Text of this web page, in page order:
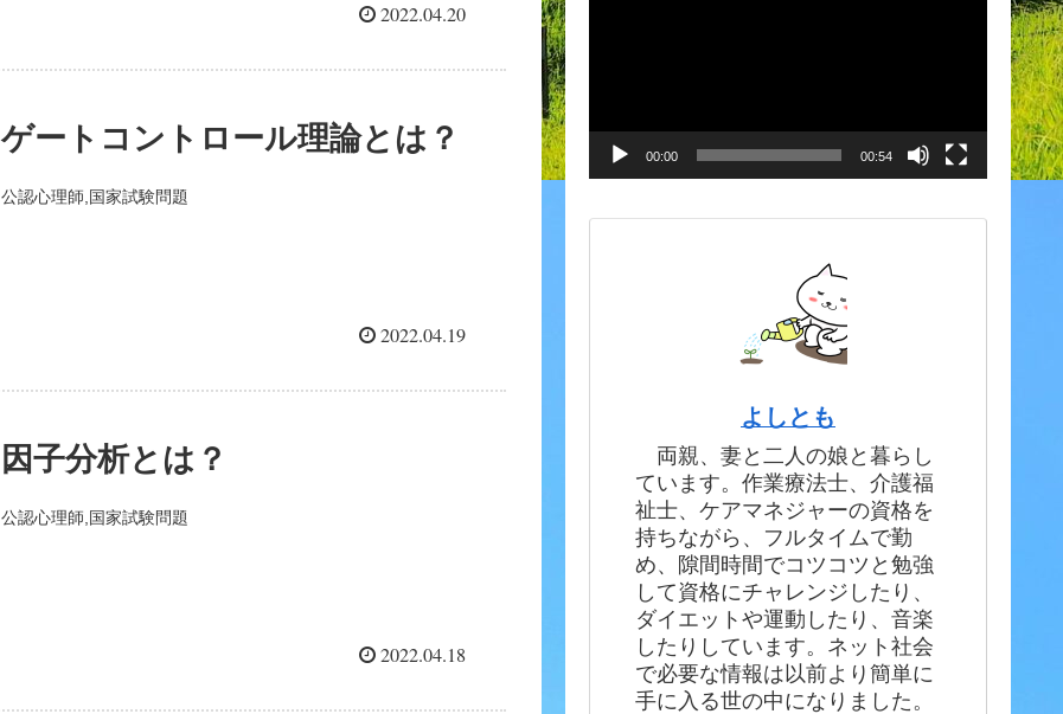
2022.04.20
ゲートコントロール理論とは？
公認心理師,国家試験問題
2022.04.19
因子分析とは？
公認心理師,国家試験問題
2022.04.18
00:00 00:54
よしとも
両親、妻と二人の娘と暮らし
ています。作業療法士、介護福
祉士、ケアマネジャーの資格を
持ちながら、フルタイムで勤
め、隙間時間でコツコツと勉強
して資格にチャレンジしたり、
ダイエットや運動したり、音楽
したりしています。ネット社会
で必要な情報は以前より簡単に
手に入る世の中になりました。